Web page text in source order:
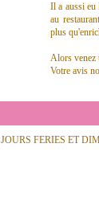
Il a aussi eu
au
plus
Alors venez
Votre avis
FERIES ET